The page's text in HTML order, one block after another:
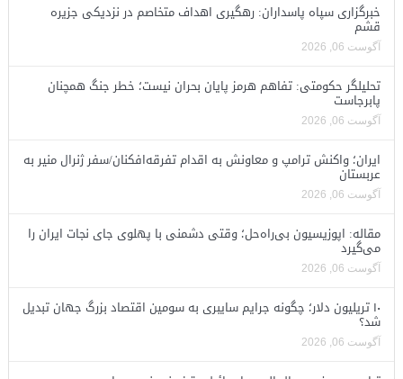
خبرگزاری سپاه پاسداران: رهگیری اهداف متخاصم در نزدیکی جزیره
قشم
آگوست 06, 2026
تحلیلگر حکومتی: تفاهم هرمز پایان بحران نیست؛ خطر جنگ همچنان
پابرجاست
آگوست 06, 2026
ایران؛ واکنش ترامپ و معاونش به اقدام تفرقه‌افکنان/سفر ژنرال منیر به
عربستان
آگوست 06, 2026
مقاله: اپوزیسیون بی‌راه‌حل؛ وقتی دشمنی با پهلوی جای نجات ایران را
می‌گیرد
آگوست 06, 2026
۱۰ تریلیون دلار؛ چگونه جرایم سایبری به سومین اقتصاد بزرگ جهان تبدیل
شد؟
آگوست 06, 2026